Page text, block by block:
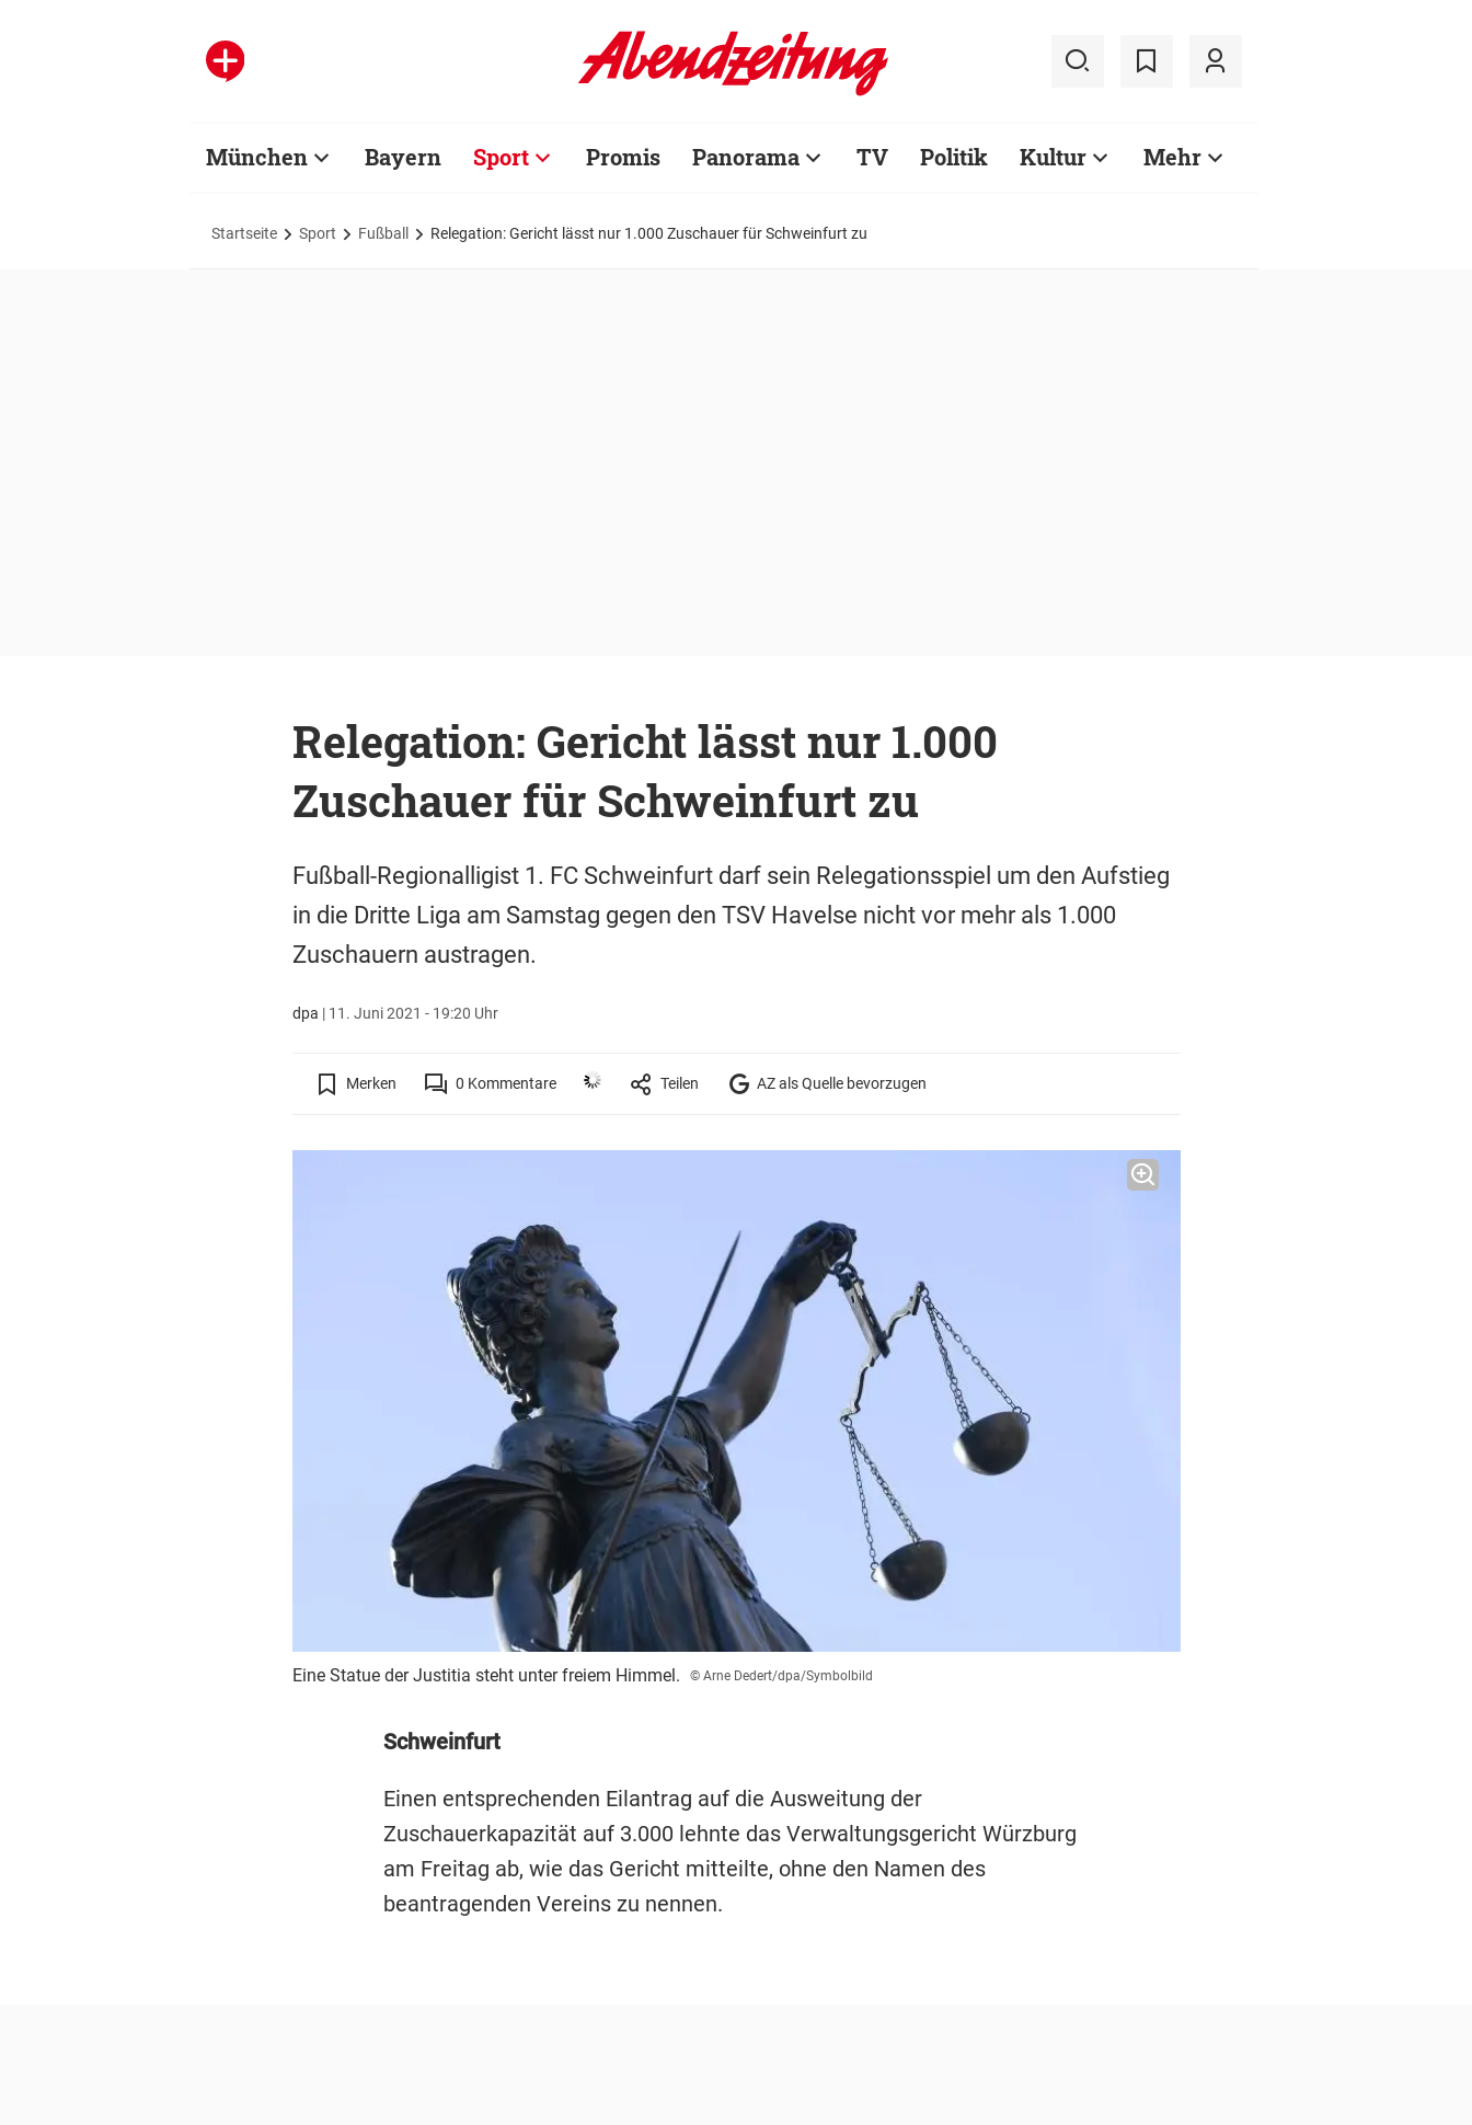
München Bayern Sport Promis Panorama TV Politik Kultur Mehr
Startseite Sport Fußball Relegation: Gericht lässt nur 1.000 Zuschauer für Schweinfurt zu
Relegation: Gericht lässt nur 1.000
Zuschauer für Schweinfurt zu
Fußball-Regionalligist 1. FC Schweinfurt darf sein Relegationsspiel um den Aufstieg
in die Dritte Liga am Samstag gegen den TSV Havelse nicht vor mehr als 1.000
Zuschauern austragen.
dpa | 11. Juni 2021 - 19:20 Uhr
Merken 0 Kommentare Teilen AZ als Quelle bevorzugen
Eine Statue der Justitia steht unter freiem Himmel. © Arne Dedert/dpa/Symbolbild
Schweinfurt
Einen entsprechenden Eilantrag auf die Ausweitung der
Zuschauerkapazität auf 3.000 lehnte das Verwaltungsgericht Würzburg
am Freitag ab, wie das Gericht mitteilte, ohne den Namen des
beantragenden Vereins zu nennen.